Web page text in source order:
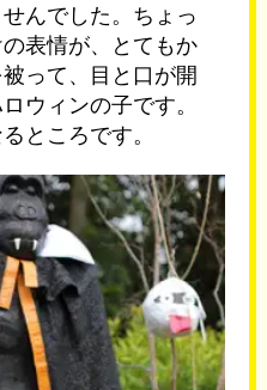
んでした。ちょっ
表情が、とてもか
って、目と口が開
ウィンの子です。
ところです。